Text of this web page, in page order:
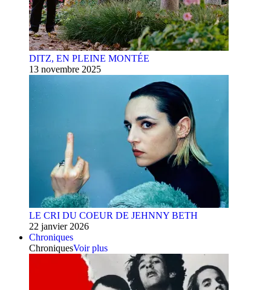
DITZ, EN PLEINE MONTÉE
13 novembre 2025
LE CRI DU COEUR DE JEHNNY BETH
22 janvier 2026
Chroniques
ChroniquesVoir plus